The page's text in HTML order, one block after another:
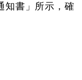
知書」所示，確